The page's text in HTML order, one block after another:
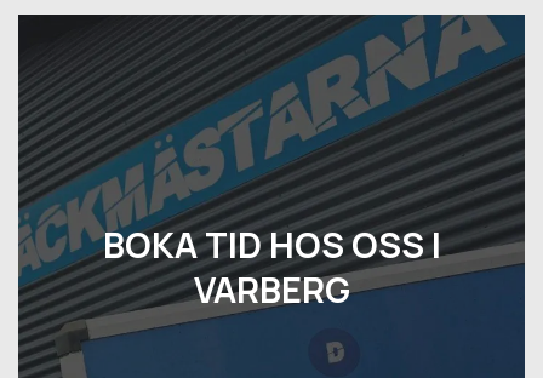
BOKA TID HOS OSS I
VARBERG